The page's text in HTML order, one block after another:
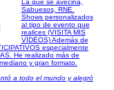
La que se avecina,
Sabuesos, RNE.
Shows personalizados
al tipo de evento que
realices (VISITA MIS
VÍDEOS) Además de
especialmente
He realizado más de
y gran formato.
a todo el mundo y alegró